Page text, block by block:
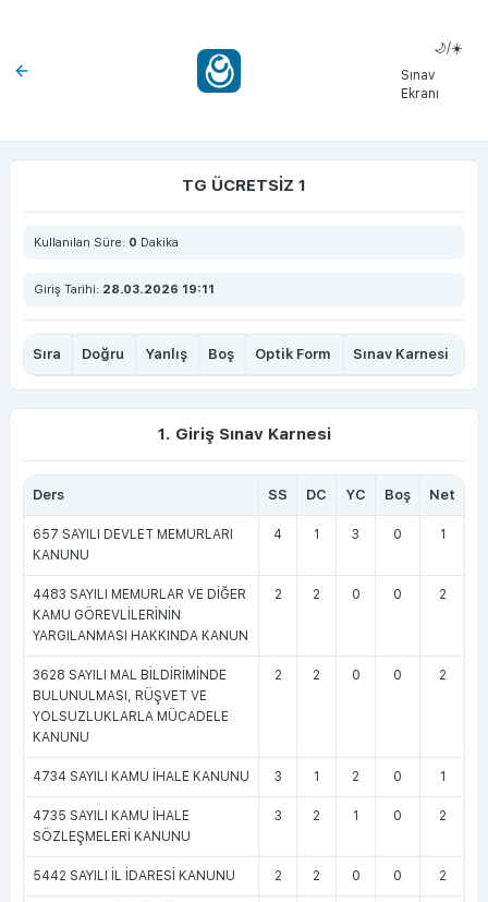
🌙/☀️
Sınav
Ekranı
TG ÜCRETSİZ 1
Kullanılan Süre: 0 Dakika
Giriş Tarihi: 28.03.2026 19:11
Sıra Doğru Yanlış Boş Optik Form Sınav Karnesi
1. Giriş Sınav Karnesi
Ders SS DC YC Boş Net
657 SAYILI DEVLET MEMURLARI
KANUNU
4 1 3 0 1
4483 SAYILI MEMURLAR VE DİĞER
KAMU GÖREVLİLERİNİN
YARGILANMASI HAKKINDA KANUN
2 2 0 0 2
3628 SAYILI MAL BİLDİRİMİNDE
BULUNULMASI, RÜŞVET VE
YOLSUZLUKLARLA MÜCADELE
KANUNU
2 2 0 0 2
4734 SAYILI KAMU İHALE KANUNU 3 1 2 0 1
4735 SAYILI KAMU İHALE
SÖZLEŞMELERİ KANUNU
3 2 1 0 2
5442 SAYILI İL İDARESİ KANUNU 2 2 0 0 2